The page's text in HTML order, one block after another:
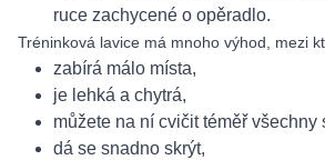
ruce zachycené o opěradlo.
Tréninková lavice má mnoho výhod, mezi
zabírá málo místa,
je lehká a chytrá,
můžete na ní cvičit téměř všechny
dá se snadno skrýt,